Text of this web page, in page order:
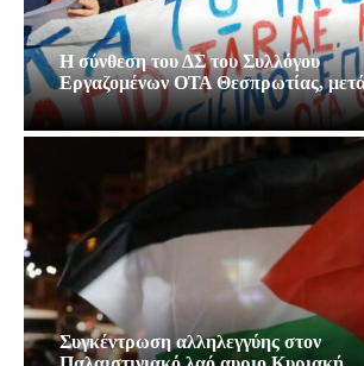
Η σύνθεση του ΔΣ του Συλλόγου
Εργαζομένων ΟΤΑ Θεσπρωτίας,
Συγκέντρωση αλληλεγγύης στον